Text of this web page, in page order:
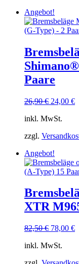
Angebot!
Paare
26,90€
war:
24,00 €
inkl. MwSt.
zzgl.
Angebot!
XTR
82,50€
war:
78,00 €
inkl. MwSt.